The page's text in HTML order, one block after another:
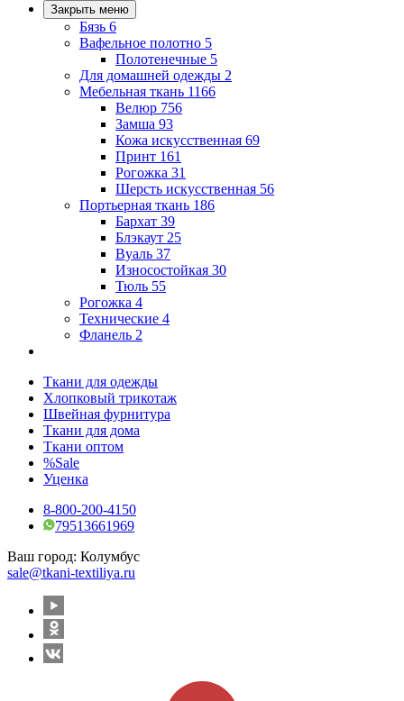
Закрыть меню
Бязь 6
Вафельное полотно 5
Полотенечные 5
Для домашней одежды 2
Мебельная ткань 1166
Велюр 756
Замша 93
Кожа искусственная 69
Принт 161
Рогожка 31
Шерсть искусственная 56
Портьерная ткань 186
Бархат 39
Блэкаут 25
Вуаль 37
Износостойкая 30
Тюль 55
Рогожка 4
Технические 4
Фланель 2
Ткани для одежды
Хлопковый трикотаж
Швейная фурнитура
Ткани для дома
Ткани оптом
%Sale
Уценка
8-800-200-4150
79513661969
Ваш город: Колумбус
sale@tkani-textiliya.ru